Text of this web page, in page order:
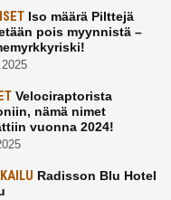
Iso määrä Pilttejä
pois myynnistä –
Velociraptorista
nämä nimet
vuonna 2024!
Radisson Blu Hotel